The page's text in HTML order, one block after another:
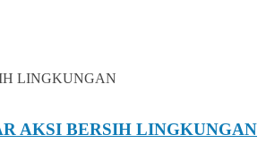
AKSI BERSIH LINGKUNGAN